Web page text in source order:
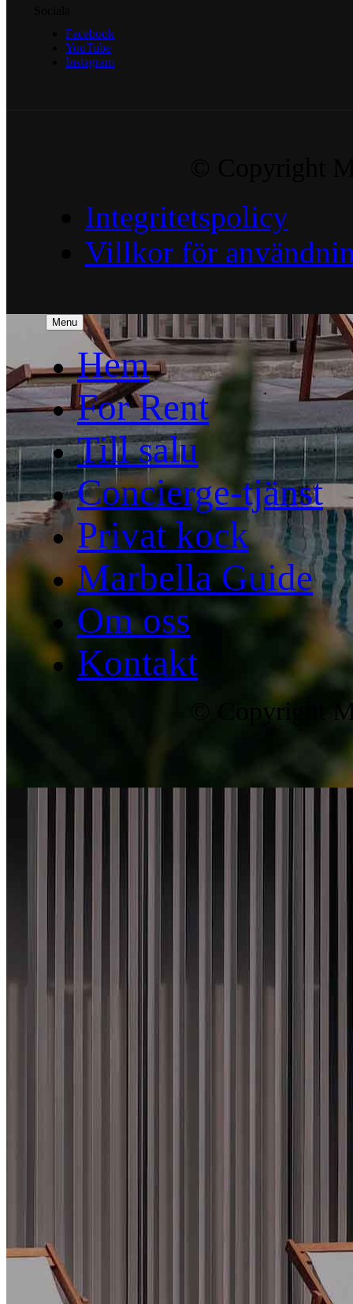
Facebook
YouTube
Instagram
Integritetspolicy
Villkor för
Menu
Hem
For Rent
Till salu
Concierge-tjänst
Privat kock
Marbella Guide
Om oss
Kontakt
© Copyright